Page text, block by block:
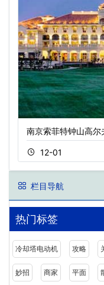
南京索菲特钟山高
12-01
栏目导航
热门标签
冷却塔电动机 攻略
妙招 商家 平面